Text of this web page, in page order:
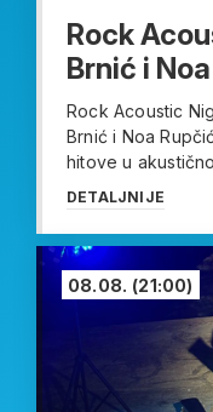
Rock
Brnić i
Rock Acoustic
Brnić i Noa
hitove u
DETALJNIJE
08.08. (21:00)